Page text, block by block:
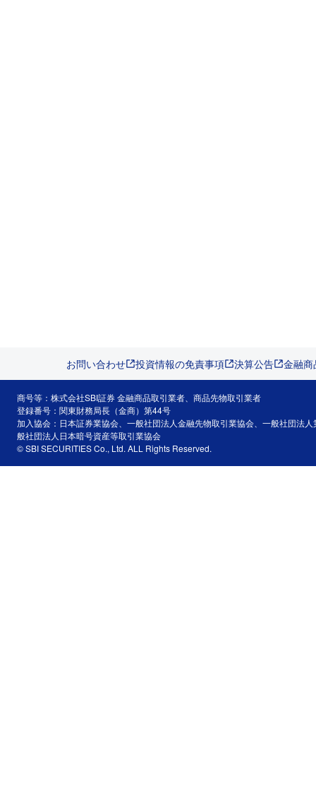
お問い合わせ 投資情報の免責事項 決算公告 金融
商号等：株式会社SBI証券 金融商品取引業者、商品先物取引業者
登録番号：関東財務局長（金商）第44号
加入協会：日本証券業協会、一般社団法人金融先物取引業協会、一般社団法
般社団法人日本暗号資産等取引業協会
© SBI SECURITIES Co., Ltd. ALL Rights Reserved.